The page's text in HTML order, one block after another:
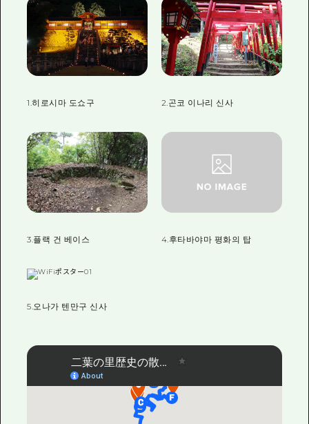
1.히로시마 도쇼구 2.곤코 이나리 신사
3.플랙 건 베이스 4.후타바야마 평화의 탑
5.오나가 텐만구 신사